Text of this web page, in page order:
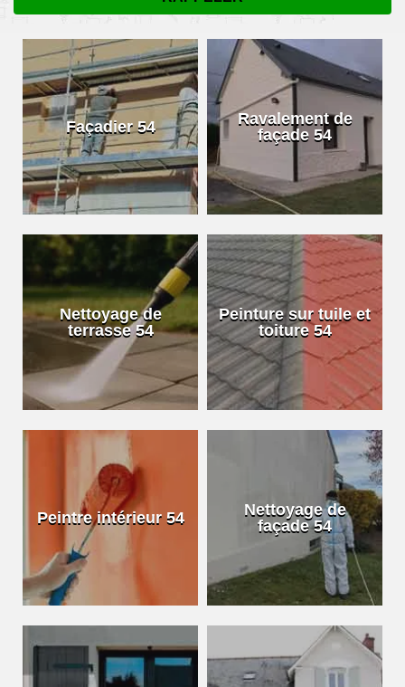
Façadier 54
Ravalement de
façade 54
Nettoyage de
terrasse 54
Peinture sur tuile et
toiture 54
Peintre intérieur 54
Nettoyage de
façade 54